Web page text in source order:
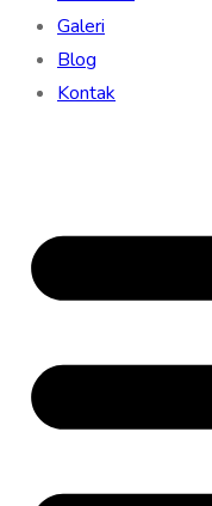
Galeri
Blog
Kontak